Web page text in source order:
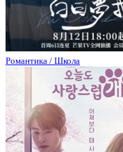
Романтика / Школа